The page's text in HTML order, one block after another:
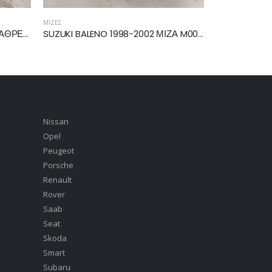
SUZUKI BALENO 1998-2002 ΜΙΖΑ M002T46081ZE
ΠΛΑΣΤΙΚΌΣ ΘΌΛΟΣ
NISSAN PIXO 2009-2014, SUZUKI ALTO 2008-2014 ΘΟΛΟΣ ΕΜΠΡΟΣ ΑΡΙΣΤΕΡΟΣ 72322M68K00
Nissan
Opel
Peugeot
Porsche
Renault
Rover
Saab
Seat
Skoda
Smart
Subaru